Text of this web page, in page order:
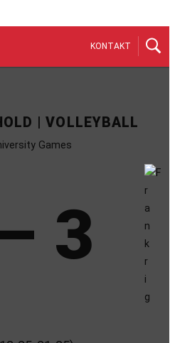
KONTAKT
| VOLLEYBALL
Games
3